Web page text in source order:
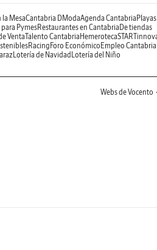
MesaCantabria DModaAgenda CantabriaPlayas
PymesRestaurantes en CantabriaDe tiendas
VentaTalento CantabriaHemeroteca
RacingForo EconómicoEmpleo Cantabria
Lotería de NavidadLotería del Niño
Webs de Vocento